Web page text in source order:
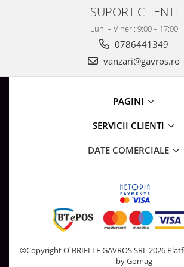
SUPORT CLIENTI
Luni – Vineri: 9:00 – 17:00
0786441349
vanzari@gavros.ro
PAGINI
SERVICII CLIENTI
DATE COMERCIALE
©Copyright O`BRIELLE GAVROS SRL 2026
by Gomag